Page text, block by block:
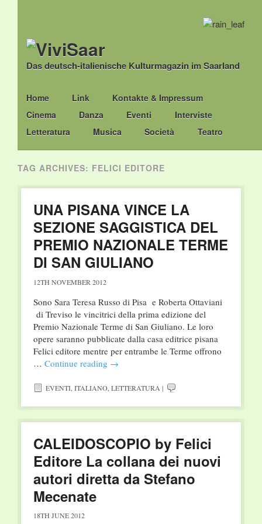
Das deutsch-italienische Kulturmagazin im Saarland
Main menu
Skip
to
content
Home Link
Kontakte & Impressum
Cinema
Danza Eventi
Interviste
Letteratura
Musica Società Teatro
TAG ARCHIVES: FELICI EDITORE
UNA PISANA VINCE LA
SEZIONE SAGGISTICA DEL
PREMIO NAZIONALE TERME
DI SAN GIULIANO
12TH NOVEMBER 2012
Sono Sara Teresa Russo di Pisa e Roberta Ottaviani
di Treviso le vincitrici della prima edizione del
Premio Nazionale Terme di San Giuliano. Le loro
opere saranno pubblicate dalla casa editrice pisana
Felici editore mentre per entrambe le Terme offrono
… Continue reading →
EVENTI,ITALIANO,LETTERATURA |
CALEIDOSCOPIO by Felici
Editore La collana dei nuovi
autori diretta da Stefano
Mecenate
18TH JUNE 2012